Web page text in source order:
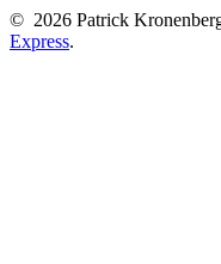
© 2026 Patrick
Express.